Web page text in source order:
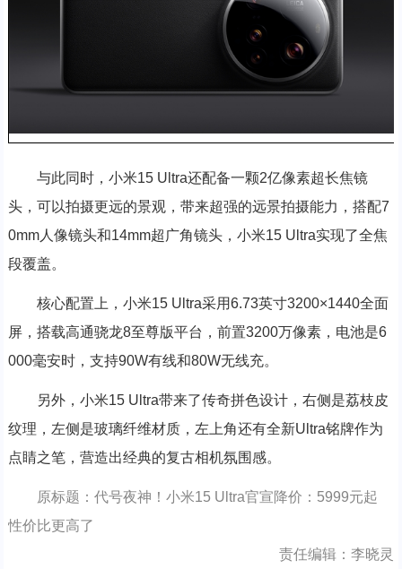
与此同时，小米15 Ultra还配备一颗2亿像素超长焦镜
头，可以拍摄更远的景观，带来超强的远景拍摄能力，搭配7
0mm人像镜头和14mm超广角镜头，小米15 Ultra实现了全焦
段覆盖。
核心配置上，小米15 Ultra采用6.73英寸3200×1440全面
屏，搭载高通骁龙8至尊版平台，前置3200万像素，电池是6
000毫安时，支持90W有线和80W无线充。
另外，小米15 Ultra带来了传奇拼色设计，右侧是荔枝皮
纹理，左侧是玻璃纤维材质，左上角还有全新Ultra铭牌作为
点睛之笔，营造出经典的复古相机氛围感。
原标题：代号夜神！小米15 Ultra官宣降价：5999元起
性价比更高了
责任编辑：李晓灵